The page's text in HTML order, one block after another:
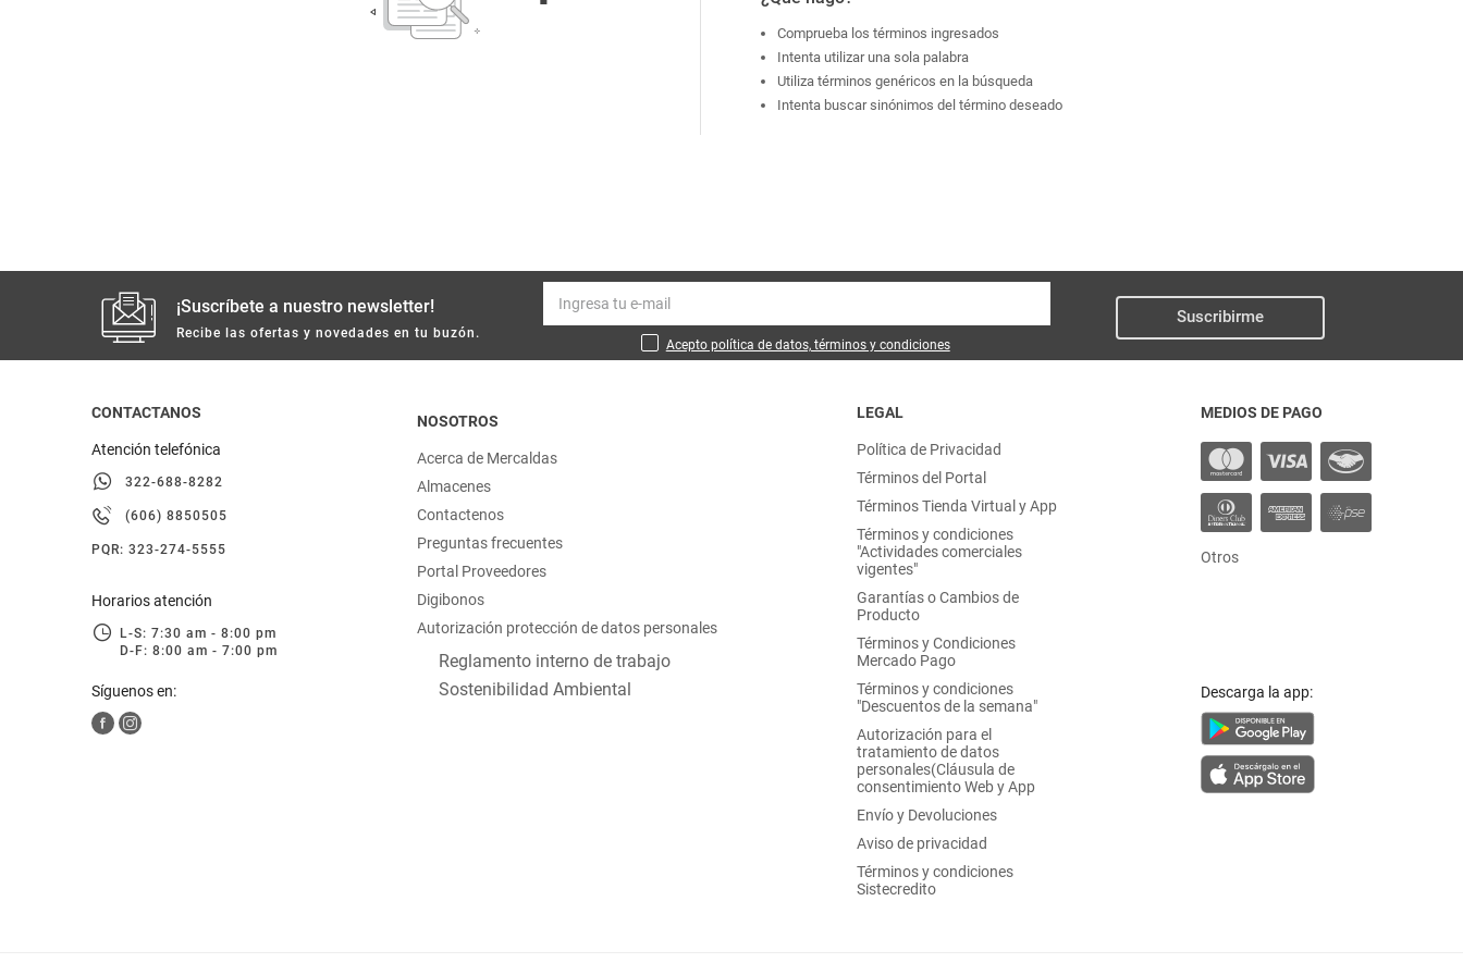
limpieza
otros
hogar
moda
deportes
Comprueba los términos ingresados
Intenta utilizar una sola palabra
Utiliza términos genéricos en la búsqueda
Intenta buscar sinónimos del término deseado
¡Suscríbete a nuestro newsletter!
Recibe las ofertas y novedades en tu buzón.
Acepto política de datos, términos y condiciones
Suscribirme
CONTACTANOS
Atención telefónica
322-688-8282
(606) 8850505
PQR: 323-274-5555
Horarios atención
L-S: 7:30 am - 8:00 pm
D-F: 8:00 am - 7:00 pm
Síguenos en:
NOSOTROS
Acerca de Mercaldas
Almacenes
Contactenos
Preguntas frecuentes
Portal Proveedores
Digibonos
Autorización protección de datos personales
Reglamento interno de trabajo
Sostenibilidad Ambiental
LEGAL
Política de Privacidad
Términos del Portal
Términos Tienda Virtual y App
Términos y condiciones
"Actividades comerciales
vigentes"
Garantías o Cambios de
Producto
Términos y Condiciones
Mercado Pago
Términos y condiciones
"Descuentos de la semana"
Autorización para el
tratamiento de datos
personales(Cláusula de
consentimiento Web y App
Envío y Devoluciones
Aviso de privacidad
Términos y condiciones
Sistecredito
MEDIOS DE PAGO
Otros
Descarga la app:
Mantequilla